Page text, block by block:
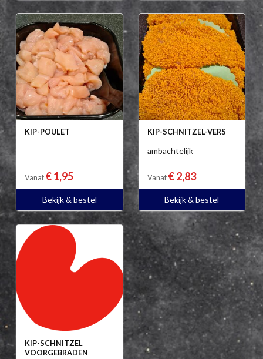
KIP-POULET
Vanaf € 1,95
Bekijk & bestel
KIP-SCHNITZEL-VERS
ambachtelijk
Vanaf € 2,83
Bekijk & bestel
KIP-SCHNITZEL
VOORGEBRADEN